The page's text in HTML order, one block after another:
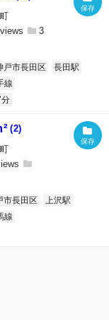
3
戸市長田区
長田駅
線
(2)
市長田区
上沢駅
線